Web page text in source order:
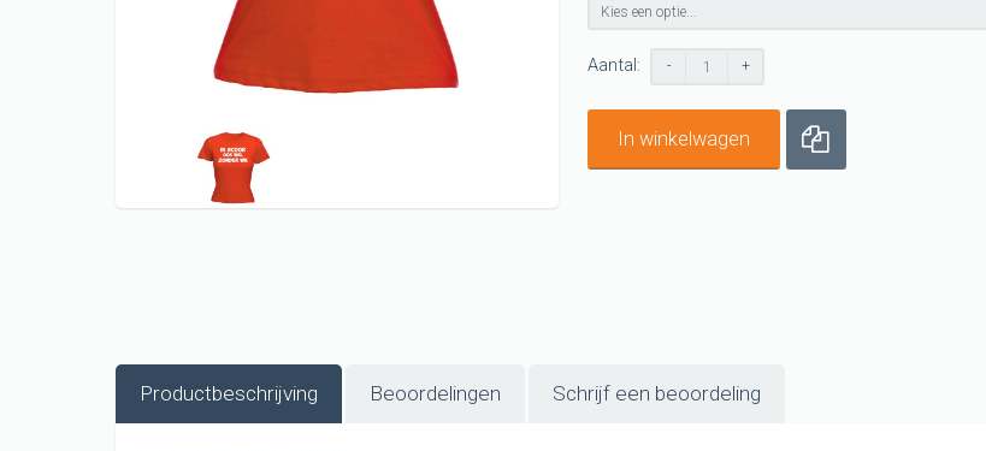
Aantal: - +
In winkelwagen
Productbeschrijving Beoordelingen Schrijf een beoordeling